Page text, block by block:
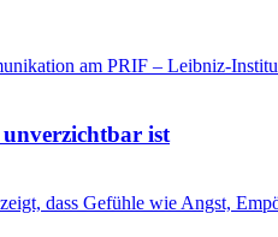
am PRIF – Leibniz-
ist
dass Gefühle wie Angst,